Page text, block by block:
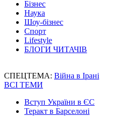
Бізнес
Наука
Шоу-бізнес
Спорт
Lifestyle
БЛОГИ ЧИТАЧІВ
СПЕЦТЕМА: Війна в Ірані
ВСІ ТЕМИ
Вступ України в ЄС
Теракт в Барселоні